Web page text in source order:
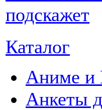
Каталог
Аниме и
Анкеты